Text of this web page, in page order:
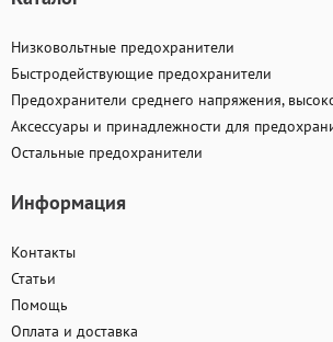
Низковольтные предохранители
Быстродействующие предохранители
Предохранители среднего напряжения,
Аксессуары и принадлежности для
Остальные предохранители
Информация
Контакты
Статьи
Помощь
Оплата и доставка